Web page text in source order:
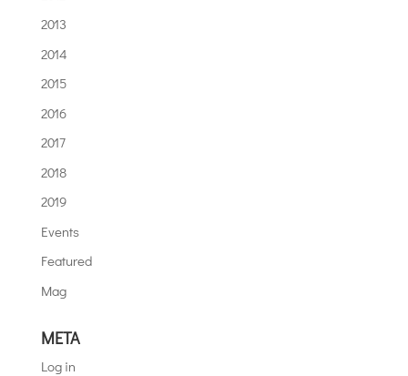
2013
2014
2015
2016
2017
2018
2019
Events
Featured
Mag
META
Log in